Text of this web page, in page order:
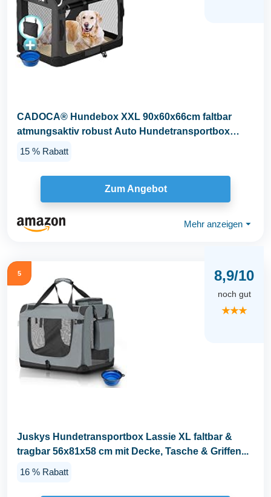
CADOCA® Hundebox XXL 90x60x66cm faltbar
atmungsaktiv robust Auto Hundetransportbox
Transporttasche...
15 % Rabatt
Zum Angebot
Mehr anzeigen ⏷
5 8,9/10
noch gut
★★★
Juskys Hundetransportbox Lassie XL faltbar &
tragbar 56x81x58 cm mit Decke, Tasche & Griffen...
16 % Rabatt